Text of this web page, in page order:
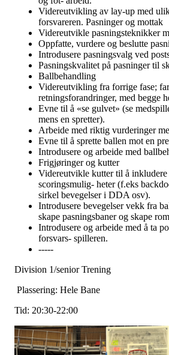
Videreutvikling av lay-up med
forsvareren. Pasninger og mottak
Videreutvikle pasningsteknikker
Oppfatte, vurdere og beslutte
Introdusere pasningsvalg ved
Pasningskvalitet på pasninger til
Ballbehandling
Videreutvikling fra forrige fase;
retningsforandringer, med begge
Evne til å «se gulvet» (se
mens en spretter).
Arbeide med riktig vurderinger
Evne til å sprette ballen mot en
Introdusere og arbeide med
Frigjøringer og kutter
Videreutvikle kutter til å
scoringsmulig- heter (f.eks
sirkel bevegelser i DDA osv).
Introdusere bevegelser vekk fra
skape pasningsbaner og skape
Introdusere og arbeide med å ta
forsvars- spilleren.
-----
Division 1/senior Trening
Plassering: Hele Bane
Tid: 20:30-22:00